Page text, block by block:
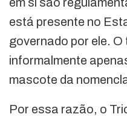
em si são
está presente no
governado por ele. O
informalmente
mascote da
Por essa razão, o